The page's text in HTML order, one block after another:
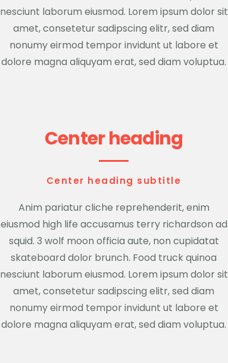
nesciunt laborum eiusmod. Lorem ipsum dolor sit
amet, consetetur sadipscing elitr, sed diam
nonumy eirmod tempor invidunt ut labore et
dolore magna aliquyam erat, sed diam voluptua.
Center heading
Center heading subtitle
Anim pariatur cliche reprehenderit, enim
eiusmod high life accusamus terry richardson ad
squid. 3 wolf moon officia aute, non cupidatat
skateboard dolor brunch. Food truck quinoa
nesciunt laborum eiusmod. Lorem ipsum dolor sit
amet, consetetur sadipscing elitr, sed diam
nonumy eirmod tempor invidunt ut labore et
dolore magna aliquyam erat, sed diam voluptua.